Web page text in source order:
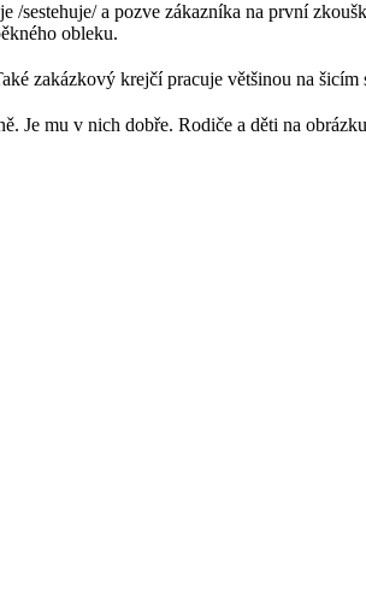
/sestehuje/ a pozve zákazníka na první
obleku.
zakázkový krejčí pracuje většinou na
Je mu v nich dobře. Rodiče a děti na